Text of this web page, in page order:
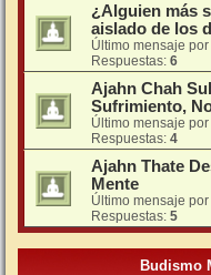
¿Alguien más
aislado de los
Último mensaje por
Respuestas: 6
Ajahn Chah
Sufrimiento,
Último mensaje por
Respuestas: 4
Ajahn Thate
Mente
Último mensaje por
Respuestas: 5
Budismo